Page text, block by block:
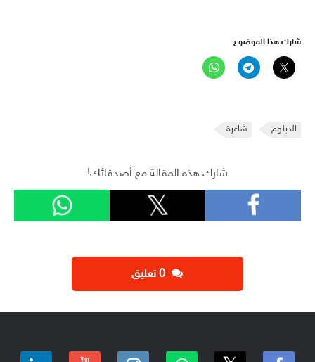
شارك هذا الموضوع:
الدبلوم شاغرة
شارك هذه المقالة مع أصدقائك!